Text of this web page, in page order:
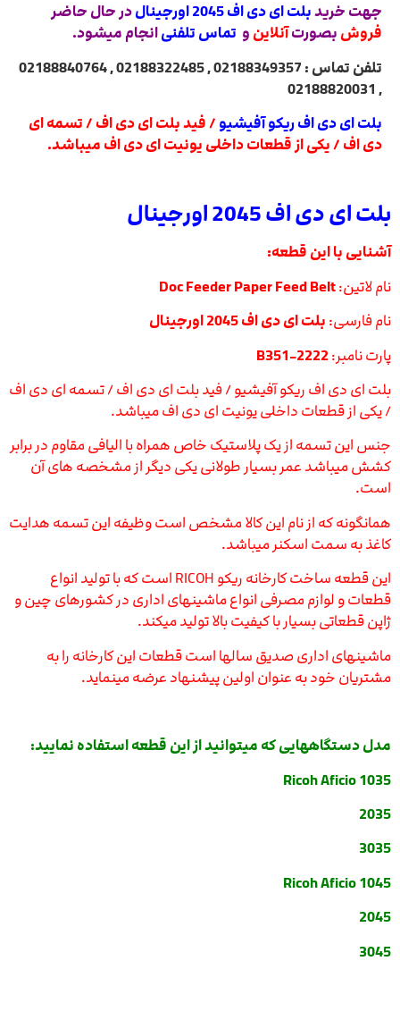
جهت خریدبلت ای دی اف 2045 اورجینال
در حال حاضر
فروش بصورتآنلاین و تماس تلفنیانجام میشود.
تلفن تماس : 02188349357 , 02188322485 , 02188840764
, 02188820031
بلت ای دی اف ریکو آفیشیو / فید بلت ای دی اف / تسمه ای
دی اف / یکی از قطعات داخلی یونیت ای دی اف میباشد.
بلت ای دی اف 2045 اورجینال
آشنایی با این قطعه:
نام لاتین:
نام فارسی: بلت ای دی اف 2045 اورجینال
پارت نامبر: B351-2222
بلت ای دی اف ریکو آفیشیو / فید بلت ای دی اف / تسمه ای دی اف
/ یکی از قطعات داخلی یونیت ای دی اف میباشد.
جنس این تسمه از یک پلاستیک خاص همراه با الیافی مقاوم در برابر
کشش میباشد عمر بسیار طولانی یکی دیگر از مشخصه های آن
است.
همانگونه که از نام این کالا مشخص است وظیفه این تسمه هدایت
کاغذ به سمت اسکنر میباشد.
این قطعه ساخت کارخانه ریکو RICOH است که با تولید انواع
قطعات و لوازم مصرفی انواع ماشینهای اداری در کشورهای چین و
ژاپن قطعاتی بسیار با کیفیت بالا تولید میکند.
ماشینهای اداری صدیق سالها است قطعات این کارخانه را به
مشتریان خود به عنوان اولین پیشنهاد عرضه مینماید.
مدل دستگاههایی که میتوانید از این قطعه استفاده نمایید:
Ricoh Aficio 1035
2035
3035
Ricoh Aficio 1045
2045
3045